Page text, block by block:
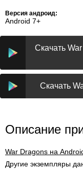
Версия андроид:
Android 7+
Скачать
Скачать
Описание
War Dragons на
Другие экземпляры